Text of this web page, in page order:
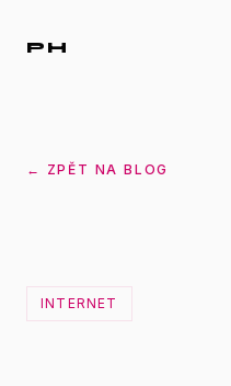
PH
← ZPĚT NA BLOG
INTERNET